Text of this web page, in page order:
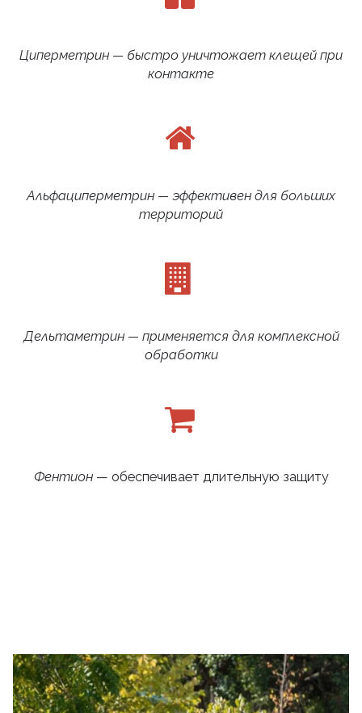
Циперметрин — быстро уничтожает клещей при
контакте
Альфациперметрин — эффективен для больших
территорий
Дельтаметрин — применяется для комплексной
обработки
Фентион— обеспечивает длительную защиту